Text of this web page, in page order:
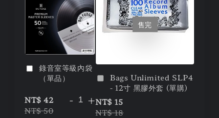
錄音室等級內袋
（單品）
NT$ 42
NT$ 50
- +
售完
Bags Unlimited SLP4
- 12寸 黑膠外套 (單購)
NT$ 15
NT$ 18